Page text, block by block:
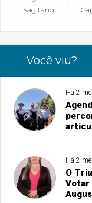
Sagitário
Você viu?
Há 2
Há 2
O
Votar